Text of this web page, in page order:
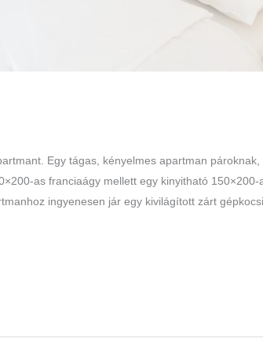
Egy tágas, kényelmes apartman
as franciaágy mellett egy kinyitható
ingyenesen jár egy kivilágított zárt